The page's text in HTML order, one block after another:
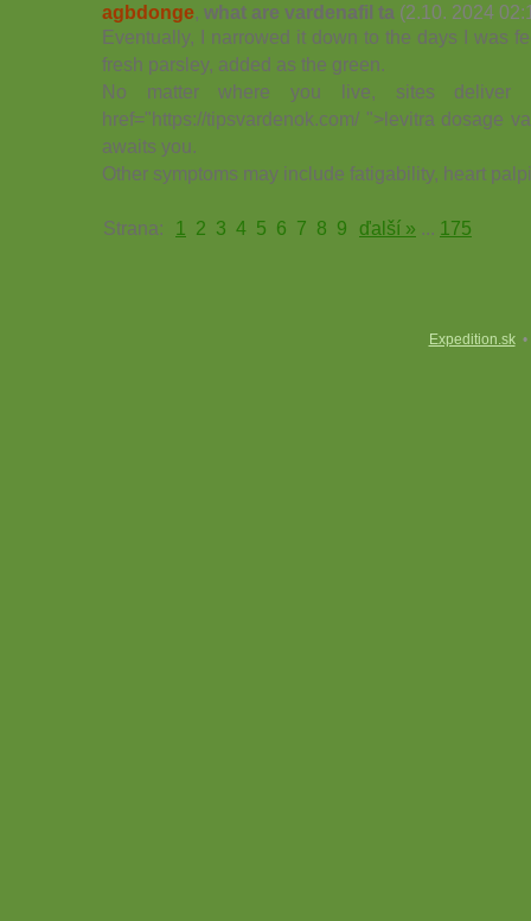
agbdonge, what are vardenafil ta (2.10. 2024
Eventually, I narrowed it down to the days I was
fresh parsley, added as the green.
No matter where you live, sites
href="https://tipsvardenok.com/ ">levitra dosage
awaits you.
Other symptoms may include fatigability, heart
Strana: 1 2 3 4 5 6 7 8 9 ďalší » ... 175
Expedition.sk